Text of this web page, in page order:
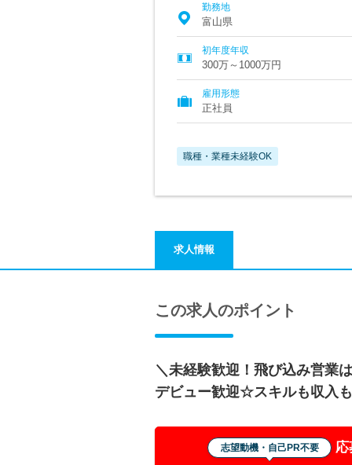
勤務地
富山県
初年度年収
300万～1000万円
雇用形態
正社員
職種・業種未経験OK
求人情報
この求人のポイント
＼未経験歓迎！飛び込み営業
デビュー歓迎☆スキルも収入
志望動機・自己PR不要